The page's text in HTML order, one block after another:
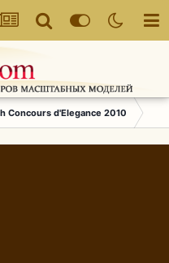
Concours d'Elegance 2010